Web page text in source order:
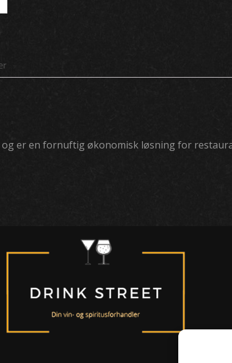
er en fornuftig økonomisk løsning for